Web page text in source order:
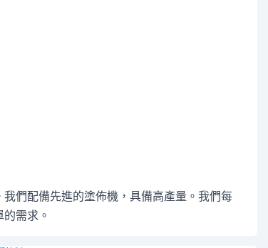
們配備先進的塗佈機，具備高產量。我們每
需求。